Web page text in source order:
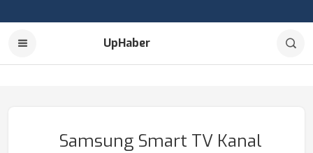
UpHaber
Samsung Smart TV Kanal